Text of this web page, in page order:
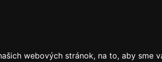
webových stránok, na to, aby sme